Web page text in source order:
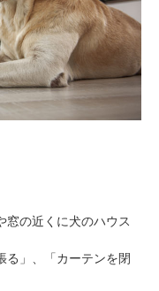
窓の近くに犬のハウス
る」、「カーテンを閉